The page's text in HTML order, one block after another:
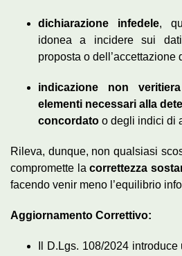
dichiarazione infedele,
idonea a incidere sui
proposta o dell’accettazione
indicazione non
elementi necessari alla
concordato o degli indici di
Rileva, dunque, non qualsiasi
compromette lacorrettezza
facendo venir meno l’equilibrio
Aggiornamento Correttivo:
Il D.Lgs. 108/2024